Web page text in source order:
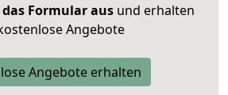
Formular ausund erhalten
Angebote
Angebote erhalten